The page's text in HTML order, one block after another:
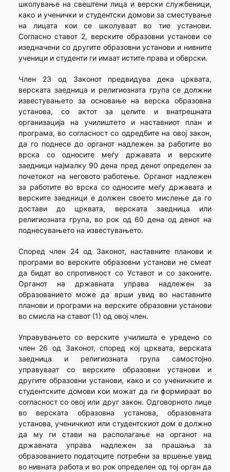
школување на свештени лица и верски службеници,
како и ученички и студентски домови за сместување
на лицата кои се школуваат во тие установи.
Согласно ставот 2, верските образовни установи се
изедначени со другите образовни установи и нивните
ученици и студенти ги имаат истите права и обврски.
Член 23 од Законот предвидува дека црквата,
верската заедница и религиозната група се должни
известувањето за основање на верска образовна
установа, со актот за целите и внатрешната
организација на училиштето и наставниот план и
програма, во согласност со одредбите на овој закон,
да го поднесе до органот надлежен за работите во
врска со односите меѓу државата и верските
заедници најмалку 90 дена пред денот определен за
почетокот на неговото работење. Органот надлежен
за работите во врска со односите меѓу државата и
верските заедници е должен своето мислење да го
достави до црквата, верската заедница или
религиозната група, во рок од 60 дена од денот на
поднесувањето на известувањето.
Според член 24 од Законот, наставните планови и
програми во верските образовни установи не смеат
да бидат во спротивност со Уставот и со законите.
Органот на државната управа надлежен за
образованието може да врши увид во наставните
планови и програми на верските образовни установи
во смисла на ставот (1) од овој член.
Управувањето со верските училишта е уредено со
член 26 од Законот, според кој црквата, верската
заедница и религиозната група самостојно
управуваат со верските образовни установи и
другите образовни установи, како и со ученичките и
студентските домови кои можат да ги формираат во
согласност со овој или друг закон. Одговорното лице
во верската образовна установа, образовната
установа, ученичкиот или студентскиот дом е должно
да му ги стави на располагање на органот на
државната управа надлежен за прашања за
образованието податоците потребни за вршење увид
во нивната работа и во рок определен од тој орган да